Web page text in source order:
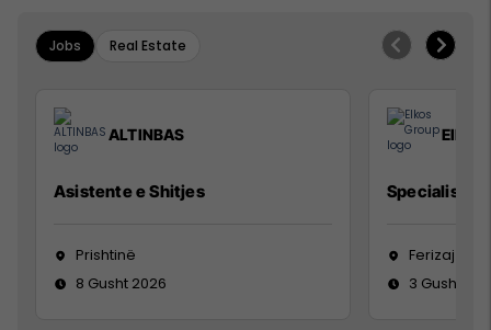
Jobs Real Estate
ALTINBAS
Asistente e Shitjes
Prishtinë
8 Gusht 2026
Elkos
Specialist
Ferizaj
3 Gusht